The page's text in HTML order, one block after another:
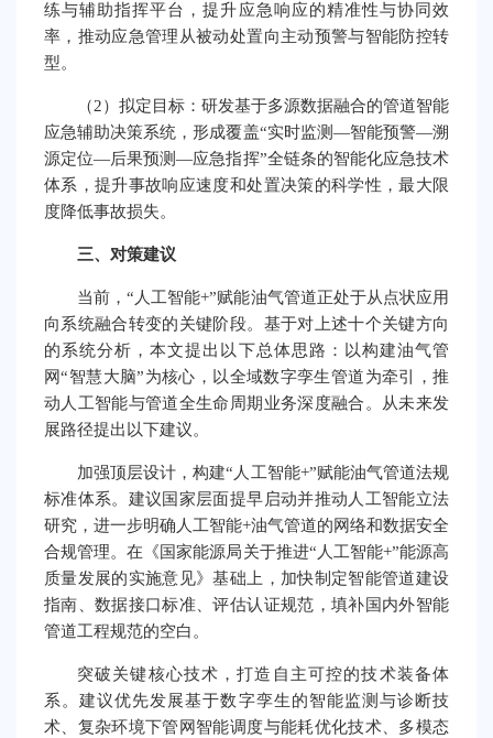
练与辅助指挥平台，提升应急响应的精准性与协同效
率，推动应急管理从被动处置向主动预警与智能防控转
型。
（2）拟定目标：研发基于多源数据融合的管道智能
应急辅助决策系统，形成覆盖“实时监测—智能预警—溯
源定位—后果预测—应急指挥”全链条的智能化应急技术
体系，提升事故响应速度和处置决策的科学性，最大限
度降低事故损失。
三、对策建议
当前，“人工智能+”赋能油气管道正处于从点状应用
向系统融合转变的关键阶段。基于对上述十个关键方向
的系统分析，本文提出以下总体思路：以构建油气管
网“智慧大脑”为核心，以全域数字孪生管道为牵引，推
动人工智能与管道全生命周期业务深度融合。从未来发
展路径提出以下建议。
加强顶层设计，构建“人工智能+”赋能油气管道法规
标准体系。建议国家层面提早启动并推动人工智能立法
研究，进一步明确人工智能+油气管道的网络和数据安全
合规管理。在《国家能源局关于推进“人工智能+”能源高
质量发展的实施意见》基础上，加快制定智能管道建设
指南、数据接口标准、评估认证规范，填补国内外智能
管道工程规范的空白。
突破关键核心技术，打造自主可控的技术装备体
系。建议优先发展基于数字孪生的智能监测与诊断技
术、复杂环境下管网智能调度与能耗优化技术、多模态